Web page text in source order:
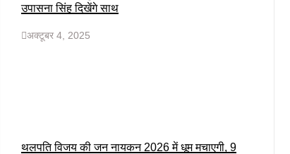
उपासना सिंह दिखेंगे साथ
अक्टूबर 4, 2025
थलपति विजय की जन नायकन 2026 में धूम मचाएगी, 9